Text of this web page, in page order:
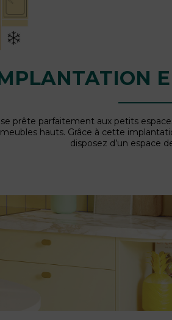
prête parfaitement aux petits
hauts. Grâce à cette
disposez d’un espace